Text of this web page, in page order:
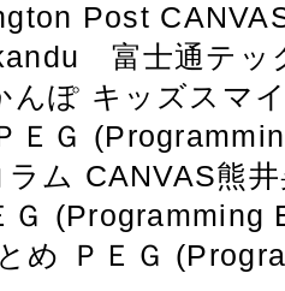
Post
富士通テッ
んぽ キッズスマ
ＥＧ
ム CANVAS熊井
Ｇ
め ＰＥＧ